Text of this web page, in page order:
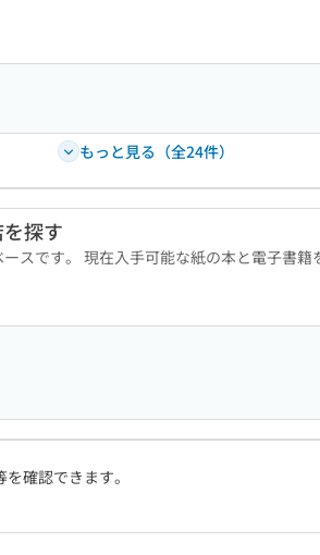
もっと見る（全24件）
探す
スです。 現在入手可能な紙の本と電子書籍
確認できます。